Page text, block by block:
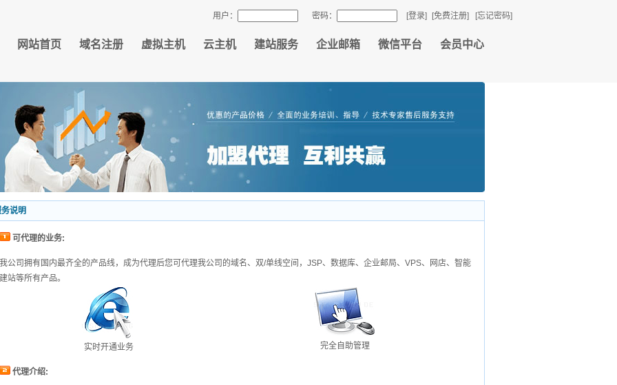
用户： 密码： [登录] [免费注册] [忘记密码]
网站首页 域名注册 虚拟主机 云主机 建站服务 企业邮箱 微信平台 会员中心
说明
可代理的业务:
我公司拥有国内最齐全的产品线，成为代理后您可代理我公司的域名、双/单线空间，JSP、数据库、企业邮局、VPS、网店、智能
建站等所有产品。
实时开通业务 完全自助管理
代理介绍: